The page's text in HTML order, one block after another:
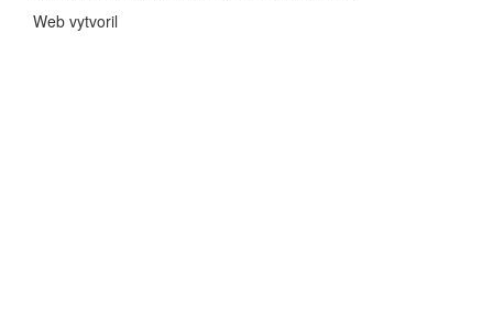
Web vytvoril